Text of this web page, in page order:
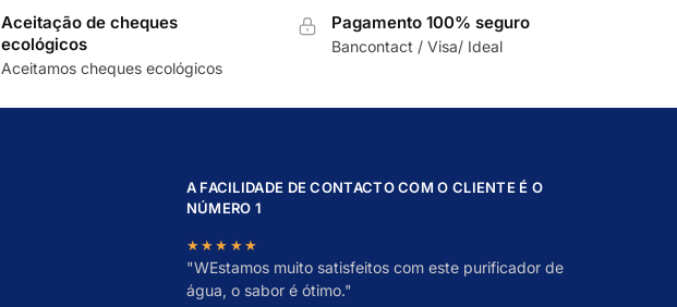
Aceitação de cheques
ecológicos
Aceitamos cheques ecológicos
Pagamento 100% seguro
Bancontact / Visa/ Ideal
A FACILIDADE DE CONTACTO COM O CLIENTE É O
NÚMERO 1
★★★★★
"WEstamos muito satisfeitos com este purificador de
água, o sabor é ótimo."